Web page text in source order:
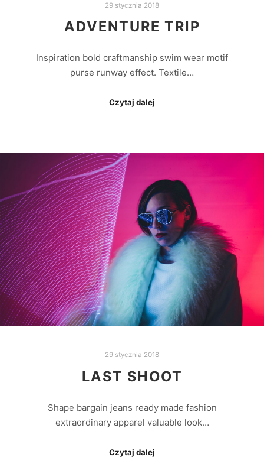
29 stycznia 2018
ADVENTURE TRIP
Inspiration bold craftmanship swim wear motif
purse runway effect. Textile…
Czytaj dalej
29 stycznia 2018
LAST SHOOT
Shape bargain jeans ready made fashion
extraordinary apparel valuable look…
Czytaj dalej